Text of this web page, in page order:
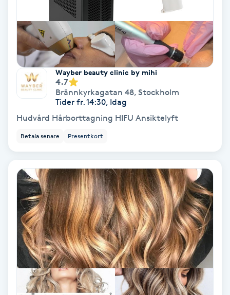
Kärlbehandling
Laserbehandling
Lashlift Keratin
LED-ljusterapi
Liktornar
LPG
LPG-behandling
LPG-massage
Luggklippning
Wayber beauty clinic by mihi
4.7
Brännkyrkagatan 48, Stockholm
Tider fr. 14:30, Idag
Hudvård Hårborttagning HIFU Ansiktelyft
Betala senare Presentkort